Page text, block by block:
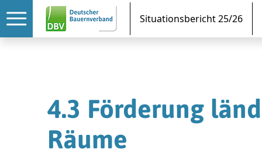
Situationsbericht 25/26
4.3 Förderung
Räume